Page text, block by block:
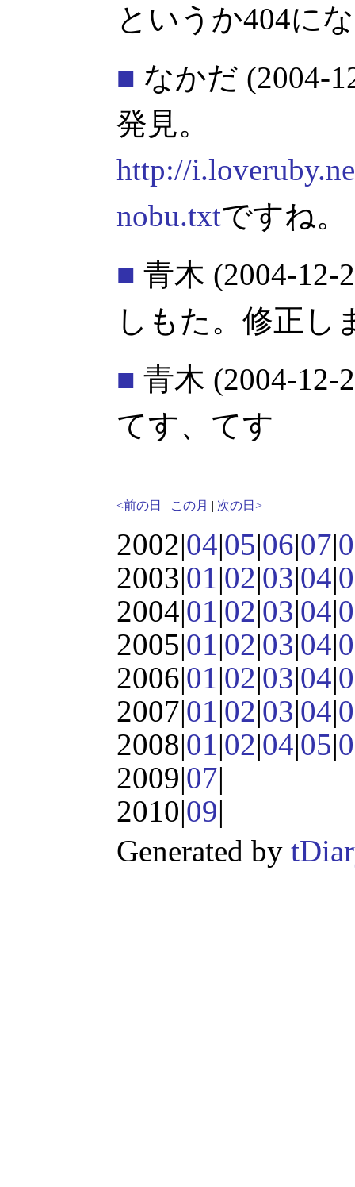
というか404に
■ なかだ (2004-
発見。
http://
nobu.txtですね。
■ 青木 (2004-12-
しもた。修正し
■ 青木 (2004-12-
てす、てす
<前の日 | この月 | 次の日>
2002|04|05|06|07|
2003|01|02|03|04|
2004|01|02|03|04|
2005|01|02|03|04|
2006|01|02|03|04|
2007|01|02|03|04|
2008|01|02|04|05|
2009|07|
2010|09|
Generated by